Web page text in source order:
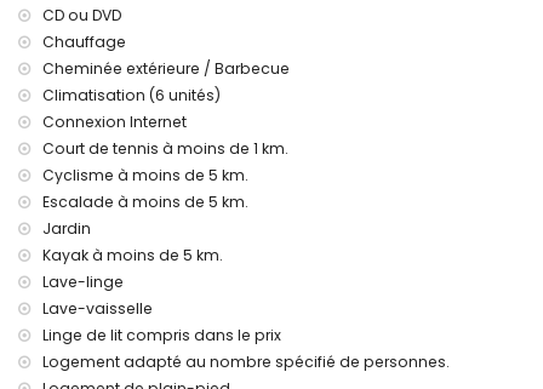
Aéroport le plus proche: Alicante (à moins de 100 kilomètres
de la villa)
Deuxième aéroport le plus proche: Valence (> 100
kilomètres)
Animaux acceptés
L'hébergement est très adapté aux familles avec enfants
Installations et services inclus dans le prix de location de la
villa
Internet (WiFi)
Aspirateur et fer à repasser
Linge de lit et serviettes
Service de réception et service d'urgence 24 heures sur 24
Chauffage central et climatisation
Installations et services en supplément
CD ou DVD
Chauffage
Cheminée extérieure / Barbecue
Climatisation (6 unités)
Connexion Internet
Court de tennis à moins de 1 km.
Cyclisme à moins de 5 km.
Escalade à moins de 5 km.
Jardin
Kayak à moins de 5 km.
Lave-linge
Lave-vaisselle
Linge de lit compris dans le prix
Logement adapté au nombre spécifié de personnes.